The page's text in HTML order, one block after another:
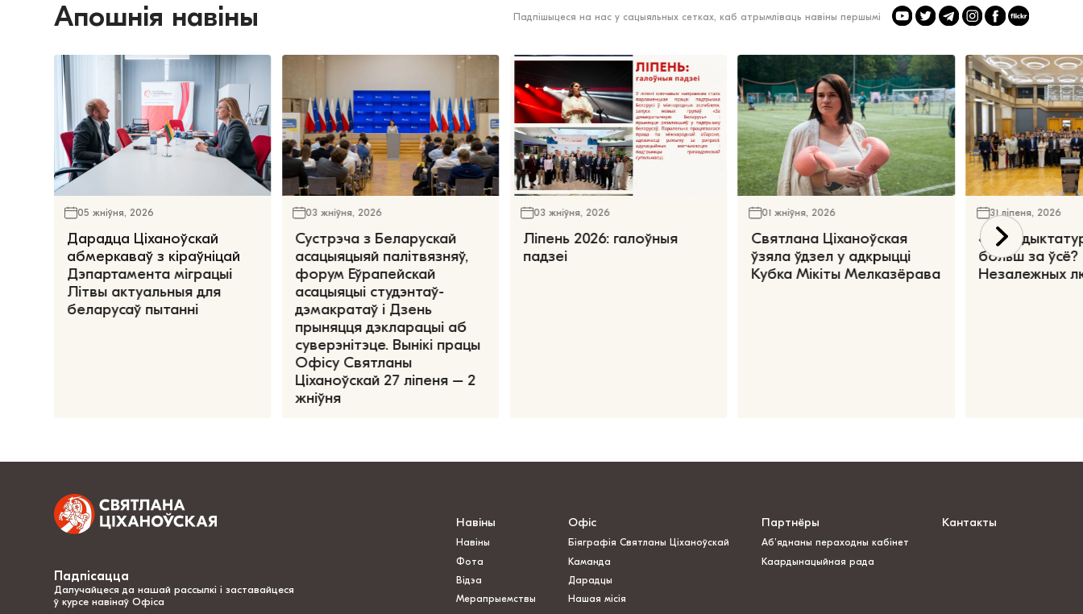
Апошнія навіны Падпішыцеся на нас у сацыяльных сетках, каб атрымліваць навіны першымі
05 жніўня, 2026
Дарадца Ціханоўскай
абмеркаваў з кіраўніцай
Дэпартамента міграцыі
Літвы актуальныя для
беларусаў пытанні
03 жніўня, 2026
Сустрэча з Беларускай
асацыяцыяй палітвязняў,
форум Еўрапейскай
асацыяцыі студэнтаў-
дэмакратаў і Дзень
прыняцця дэкларацыі аб
суверэнітэце. Вынікі працы
Офісу Святланы
Ціханоўскай 27 ліпеня – 2
жніўня
03 жніўня, 2026
Ліпень 2026: галоўныя
падзеі
01 жніўня, 2026
Святлана Ціханоўская
ўзяла ўдзел у адкрыцці
Кубка Мікіты Мелказёрава
31 ліпеня, 2026
«Чаго
больш за ўсё?
Незалежных
Падпісацца
Далучайцеся да нашай рассылкі і заставайцеся
ў курсе навінаў Офіса
Навіны
Навіны
Фота
Відэа
Мерапрыемствы
Офіс
Біяграфія Святланы Ціханоўскай
Каманда
Дарадцы
Нашая місія
Партнёры
Аб’яднаны пераходны кабінет
Каардынацыйная рада
Кантакты